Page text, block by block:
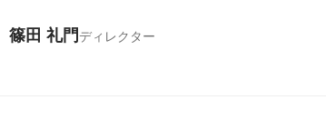
篠田 礼門ディレクター